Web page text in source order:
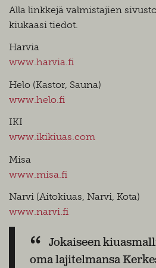
Alla linkkejä valmistajien
kiukaasi tiedot.
Harvia
www.harvia.fi
Helo (Kastor, Sauna)
www.helo.fi
IKI
www.ikikiuas.com
Misa
www.misa.fi
Narvi (Aitokiuas, Narvi, Kota)
www.narvi.fi
Jokaiseen
oma lajitelmansa